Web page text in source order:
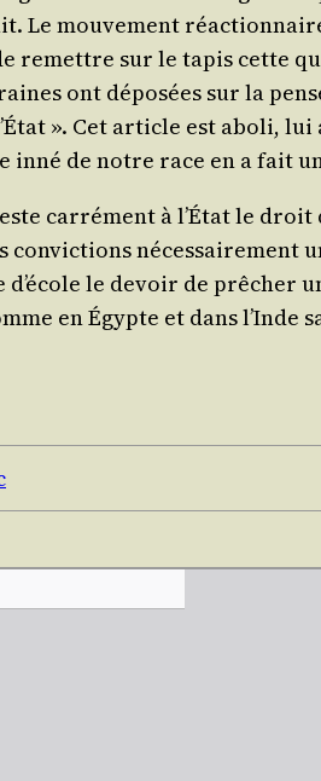
Le mou­ve­ment
remettre sur le tapis cette
ont dépo­sées sur la
». Cet article est abo­li,
inné de notre race en a fait
car­ré­ment à l’É­tat le
convic­tions néces­sai­re­ment
d’é­cole le devoir de
en Égypte et dans l’Inde